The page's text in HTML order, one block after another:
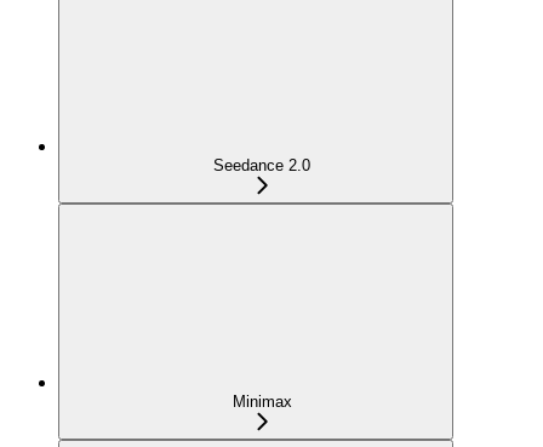
Seedance 2.0
Minimax